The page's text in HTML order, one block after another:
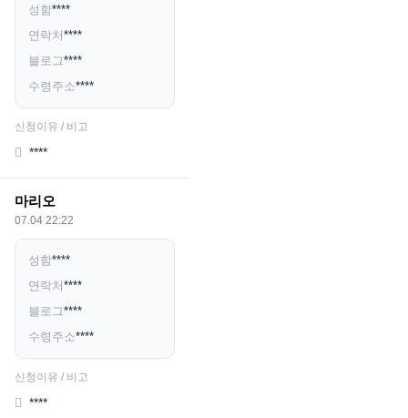
성함****
연락처 ****
블로그****
수령주소****
신청이유 / 비고
****
마리오
07.04 22:22
성함****
연락처 ****
블로그****
수령주소****
신청이유 / 비고
****